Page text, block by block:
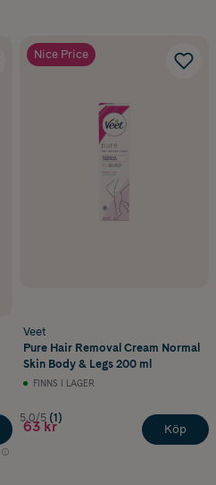
Nice Price
Veet
Pure Hair Removal Cream Normal
Skin Body & Legs 200 ml
FINNS I LAGER
5.0/5 (1)
63 kr Köp